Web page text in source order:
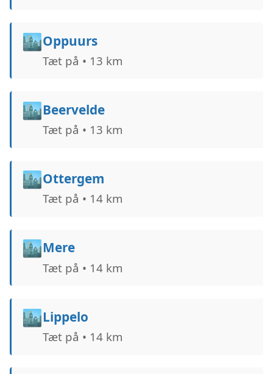
🏙️Oppuurs
Tæt på • 13 km
🏙️Beervelde
Tæt på • 13 km
🏙️Ottergem
Tæt på • 14 km
🏙️Mere
Tæt på • 14 km
🏙️Lippelo
Tæt på • 14 km